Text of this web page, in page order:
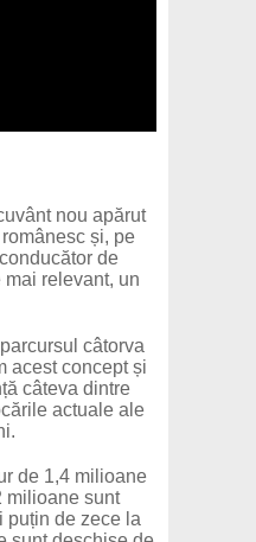
nou apărut
și, pe
de
relevant, un
câtorva
acest concept și
câteva dintre
actuale ale
de 1,4 milioane
milioane sunt
puțin de zece la